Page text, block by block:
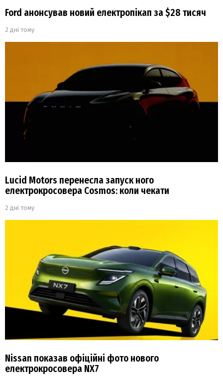
Ford анонсував новий електропікап за $28 тисяч
2 дні тому
Lucid Motors перенесла запуск ного
електрокросовера Cosmos: коли чекати
2 дні тому
Nissan показав офіційні фото нового
електрокросовера NX7